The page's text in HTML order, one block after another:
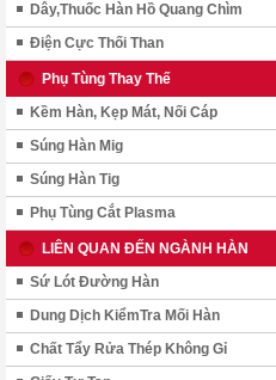
Dây,Thuốc Hàn Hồ Quang Chìm
Điện Cực Thối Than
Phụ Tùng Thay Thế
Kềm Hàn, Kẹp Mát, Nối Cáp
Súng Hàn Mig
Súng Hàn Tig
Phụ Tùng Cắt Plasma
LIÊN QUAN ĐẾN NGÀNH HÀN
Sứ Lót Đường Hàn
Dung Dịch KiểmTra Mối Hàn
Chất Tẩy Rửa Thép Không Gỉ